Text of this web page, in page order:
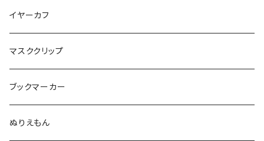
食品
天使
リボン
カメオ
ハート
モザイク
パン
カメ
イルカ
カエル
バイオリン
カメオ
バルーン
マーメイド
メガネ
鳥
バルーン
マーブル
カモフラージュ
ハロウィン
カメオ
2トーン
ハート
イヤーカフ
マスククリップ
ブックマーカー
ぬりえもん